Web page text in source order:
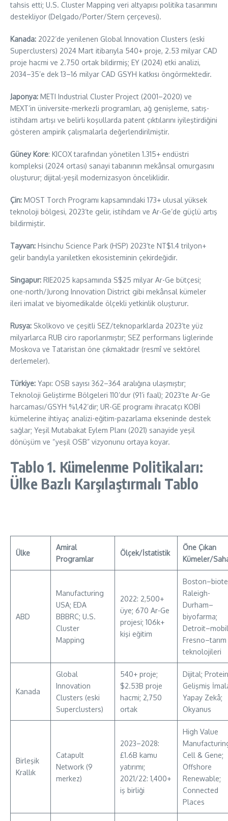
tahsis etti; U.S. Cluster Mapping veri altyapısı politika tasarımını
destekliyor (Delgado/Porter/Stern çerçevesi).
Kanada: 2022’de yenilenen Global Innovation Clusters (eski
Superclusters) 2024 Mart itibarıyla 540+ proje, 2.53 milyar CAD
proje hacmi ve 2.750 ortak bildirmiş; EY (2024) etki analizi,
2034–35’e dek 13–16 milyar CAD GSYH katkısı öngörmektedir.
Japonya: METI Industrial Cluster Project (2001–2020) ve
MEXT’in üniversite-merkezli programları, ağ genişleme, satış-
istihdam artışı ve belirli koşullarda patent çıktılarını iyileştirdiğini
gösteren ampirik çalışmalarla değerlendirilmiştir.
Güney Kore: KICOX tarafından yönetilen 1.315+ endüstri
kompleksi (2024 ortası) sanayi tabanının mekânsal omurgasını
oluşturur; dijital-yeşil modernizasyon önceliklidir.
Çin: MOST Torch Programı kapsamındaki 173+ ulusal yüksek
teknoloji bölgesi, 2023’te gelir, istihdam ve Ar-Ge’de güçlü artış
bildirmiştir.
Tayvan: Hsinchu Science Park (HSP) 2023’te NT$1.4 trilyon+
gelir bandıyla yarıiletken ekosisteminin çekirdeğidir.
Singapur: RIE2025 kapsamında S$25 milyar Ar-Ge bütçesi;
one-north/Jurong Innovation District gibi mekânsal kümeler
ileri imalat ve biyomedikalde ölçekli yetkinlik oluşturur.
Rusya: Skolkovo ve çeşitli SEZ/teknoparklarda 2023’te yüz
milyarlarca RUB ciro raporlanmıştır; SEZ performans liglerinde
Moskova ve Tataristan öne çıkmaktadır (resmî ve sektörel
derlemeler).
Türkiye: Yapı: OSB sayısı 362–364 aralığına ulaşmıştır;
Teknoloji Geliştirme Bölgeleri 110’dur (91’i faal); 2023’te Ar-Ge
harcaması/GSYH %1,42’dir; UR-GE programı ihracatçı KOBİ
kümelerine ihtiyaç analizi-eğitim-pazarlama ekseninde destek
sağlar; Yeşil Mutabakat Eylem Planı (2021) sanayide yeşil
dönüşüm ve “yeşil OSB” vizyonunu ortaya koyar.
Tablo 1. Kümelenme Politikaları:
Ülke Bazlı Karşılaştırmalı Tablo
Ülke
Amiral
Programlar
Ölçek/İstatistik
Öne Çıkan
Kümeler/
ABD
Manufacturing
USA; EDA
BBBRC; U.S.
Cluster
Mapping
2022: 2,500+
üye; 670 Ar-Ge
projesi; 106k+
kişi eğitim
Raleigh-
Durham–
biyofarma;
Fresno–tarım
teknolojileri
Kanada
Global
Innovation
Clusters (eski
Superclusters)
540+ proje;
$2.53B proje
hacmi; 2,750
ortak
Dijital;
Gelişmiş
Yapay Zekâ;
Okyanus
Birleşik
Krallık
Catapult
Network (9
merkez)
2023–2028:
£1.6B kamu
yatırımı;
2021/22: 1,400+
iş birliği
High Value
Cell & Gene;
Offshore
Renewable;
Connected
Places